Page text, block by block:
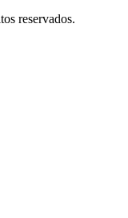
reservados.